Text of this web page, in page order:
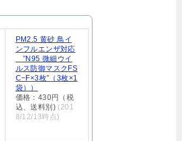
PM2.5 黄砂 鳥イ
ンフルエンザ対応
”N95 微細ウイ
ルス防御マスクFS
C−F×3枚”（3枚×1
袋））
価格：430円（税
込、送料別) (201
8/12/13時点)